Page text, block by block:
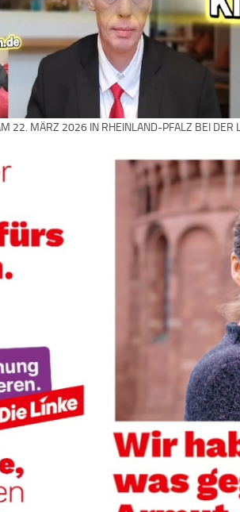
22. MÄRZ 2026 IN RHEINLAND-PFALZ BEI DER